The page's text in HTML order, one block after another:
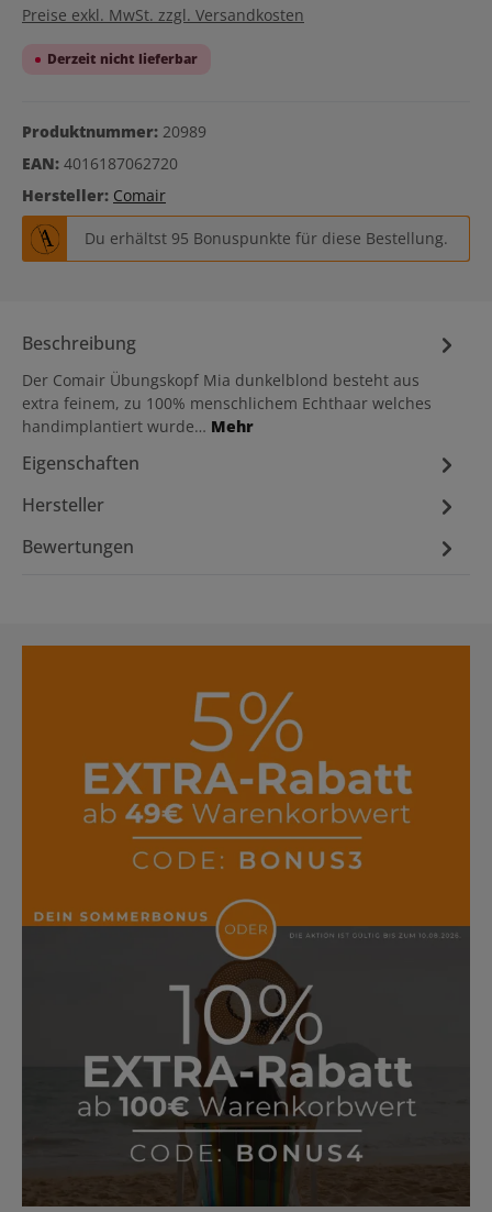
Preise exkl. MwSt. zzgl. Versandkosten
Derzeit nicht lieferbar
Produktnummer: 20989
EAN: 4016187062720
Hersteller: Comair
Du erhältst 95 Bonuspunkte für diese Bestellung.
Beschreibung
Der Comair Übungskopf Mia dunkelblond besteht aus
extra feinem, zu 100% menschlichem Echthaar welches
handimplantiert wurde… Mehr
Eigenschaften
Hersteller
Bewertungen